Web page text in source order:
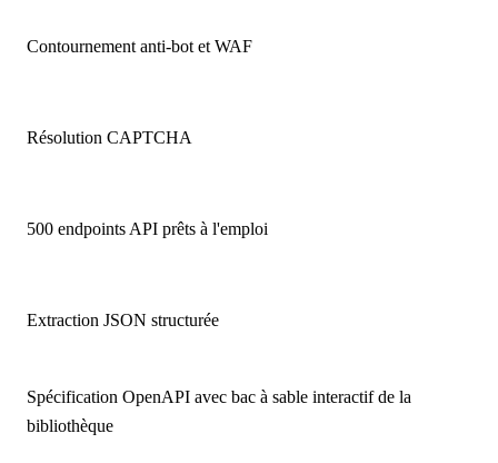
Contournement anti-bot et WAF
Résolution CAPTCHA
500 endpoints API prêts à l'emploi
Extraction JSON structurée
Spécification OpenAPI avec bac à sable interactif de la
bibliothèque